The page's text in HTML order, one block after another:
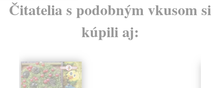
Čitatelia s podobným vkusom si
kúpili aj: